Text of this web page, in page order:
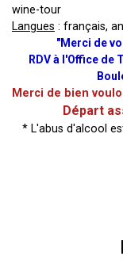
wine-tour
Langues : français,
"Merci de
RDV à l'Office de
Merci de bien
Départ
* L'abus d'alcool